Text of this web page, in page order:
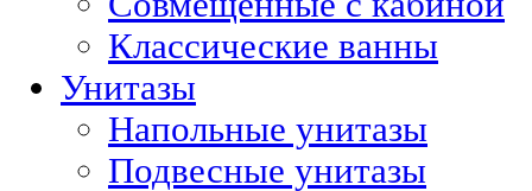
Классические ванны
Унитазы
Напольные унитазы
Подвесные унитазы